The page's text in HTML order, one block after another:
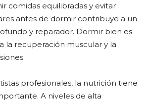
comidas equilibradas y evitar
antes de dormir contribuye a un
y reparador. Dormir bien es
la recuperación muscular y la
profesionales, la nutrición tiene
A niveles de alta